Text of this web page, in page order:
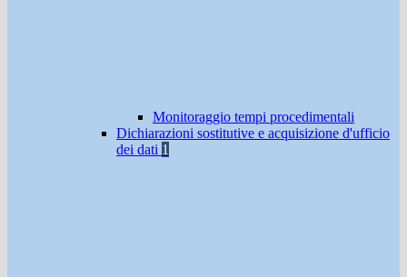
Monitoraggio tempi procedimentali
Dichiarazioni sostitutive e acquisizione d'ufficio
dei dati 1